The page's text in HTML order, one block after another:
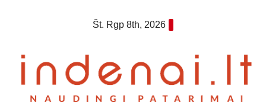
Št. Rgp 8th, 2026